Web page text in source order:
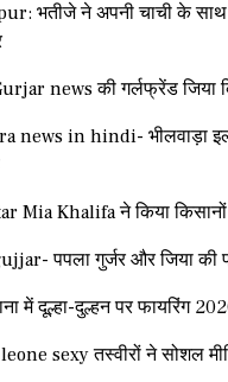
भतीजे ने अपनी चाची के साथ
news की गर्लफ्रेंड जिया
news in hindi- भीलवाड़ा
Mia Khalifa ने किया
पपला गुर्जर और जिया की
में दूल्हा-दुल्हन पर फायरिंग
sexy तस्वीरों ने सोशल